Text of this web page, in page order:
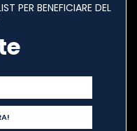
PER BENEFICIARE DEL